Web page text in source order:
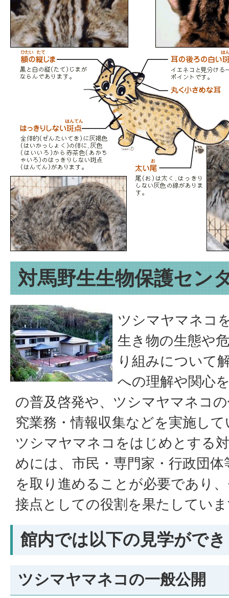
対馬野生生物保護セン
ツシマヤマネコ
生き物の生態や
り組みについて
への理解や関心
の普及啓発や、ツシマヤマネコ
究業務・情報収集などを実施し
ツシマヤマネコをはじめとする
めには、市民・専門家・行政団
を取り進めることが必要であり
接点としての役割を果たしてい
館内では以下の見学がで
ツシマヤマネコの一般公開